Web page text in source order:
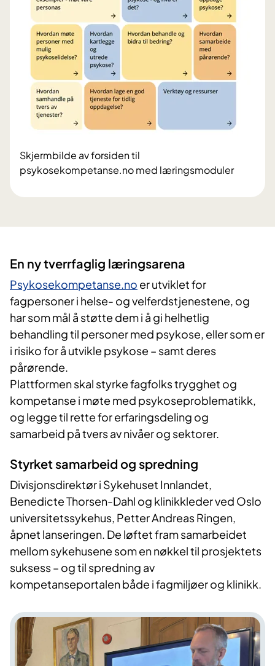
Skjermbilde av forsiden til
psykosekompetanse.no med læringsmoduler
En ny tverrfaglig læringsarena
Psykosekompetanse.no er utviklet for
fagpersoner i helse- og velferdstjenestene, og
har som mål å støtte dem i å gi helhetlig
behandling til personer med psykose, eller som er
i risiko for å utvikle psykose – samt deres
pårørende.
Plattformen skal styrke fagfolks trygghet og
kompetanse i møte med psykoseproblematikk,
og legge til rette for erfaringsdeling og
samarbeid på tvers av nivåer og sektorer.
Styrket samarbeid og spredning
Divisjonsdirektør i Sykehuset Innlandet,
Benedicte Thorsen-Dahl og klinikkleder ved Oslo
universitetssykehus, Petter Andreas Ringen,
åpnet lanseringen. De løftet fram samarbeidet
mellom sykehusene som en nøkkel til prosjektets
suksess – og til spredning av
kompetanseportalen både i fagmiljøer og klinikk.